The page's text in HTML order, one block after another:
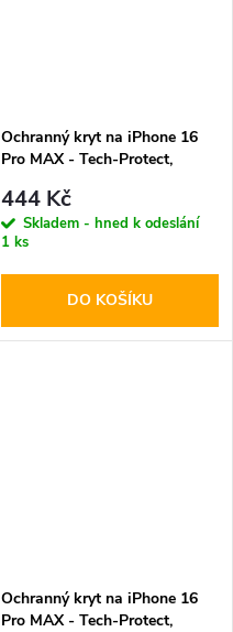
Ochranný kryt na iPhone 16
Pro MAX - Tech-Protect,
444 Kč
Skladem - hned k odeslání
1 ks
DO KOŠÍKU
Ochranný kryt na iPhone 16
Pro MAX - Tech-Protect,